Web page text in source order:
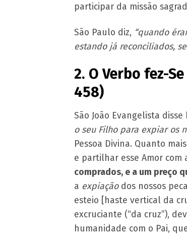
participar da missão
São Paulo diz, “quando
estando já reconciliados,
2. O Verbo fez-
458)
São João Evangelista disse
o seu Filho para expiar os
Pessoa Divina. Quanto
e partilhar esse Amor com
comprados, e a um preço
a expiaçãodos nossos
esteio [haste vertical da
excruciante (“da cruz”),
humanidade com o Pai,